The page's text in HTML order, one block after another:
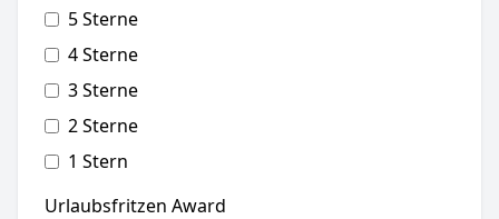
5 Sterne
4 Sterne
3 Sterne
2 Sterne
1 Stern
Urlaubsfritzen Award